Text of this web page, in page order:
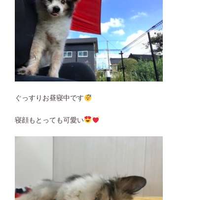
ぐっすりお昼寝中です
寝顔もとっても可愛い